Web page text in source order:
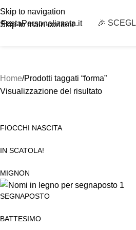
Skip to navigation
Skip to main content
FestaPersonalizzata.it 🎉
Home Prodotti taggati “forma”
Visualizzazione del risultato
FIOCCHI NASCITA
IN SCATOLA!
MIGNON
SEGNAPOSTO
BATTESIMO